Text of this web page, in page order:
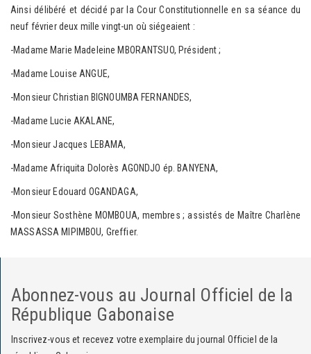
Ainsi délibéré et décidé par la Cour Constitutionnelle en sa séance du
neuf février deux mille vingt-un où siégeaient :
-Madame Marie Madeleine MBORANTSUO, Président ;
-Madame Louise ANGUE,
-Monsieur Christian BIGNOUMBA FERNANDES,
-Madame Lucie AKALANE,
-Monsieur Jacques LEBAMA,
-Madame Afriquita Dolorès AGONDJO ép. BANYENA,
-Monsieur Edouard OGANDAGA,
-Monsieur Sosthène MOMBOUA, membres ; assistés de Maître Charlène
MASSASSA MIPIMBOU, Greffier.
Abonnez-vous au Journal Officiel de la
République Gabonaise
Inscrivez-vous et recevez votre exemplaire du journal Officiel de la